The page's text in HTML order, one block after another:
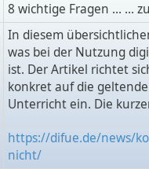
8 wichtige Fragen ... ...
In diesem
was bei der Nutzung
ist. Der Artikel richtet
konkret auf die
Unterricht ein. Die
https://difue.de/news/
nicht/